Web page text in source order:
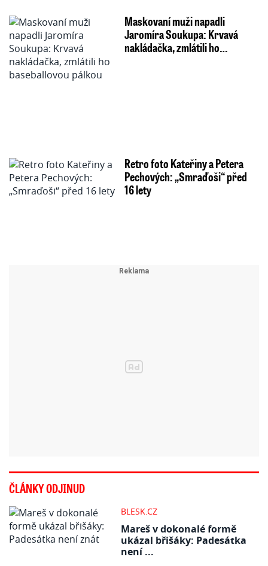
Maskovaní muži napadli
Jaromíra Soukupa: Krvavá
nakládačka, zmlátili ho…
Retro foto Kateřiny a Petera
Pechových: „Smraďoši“ před
16 lety
ČLÁNKY ODJINUD
BLESK.CZ
Mareš v dokonalé formě
ukázal břišáky: Padesátka
není ...